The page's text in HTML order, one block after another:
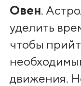
Овен.
уделить
чтобы
движения.